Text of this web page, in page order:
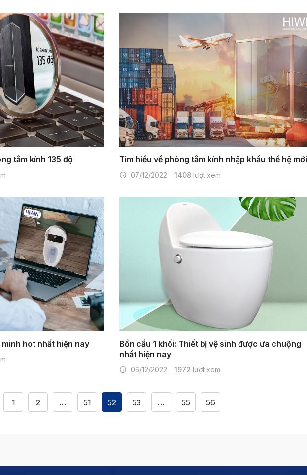
tắm kính 135 độ Tìm hiểu về phòng tắm kính nhập khẩu thế hệ mới
07/12/2022 1408 lượt xem
hot nhất hiện nay
Bồn cầu 1 khối: Thiết bị vệ sinh được ưa chuộng
nhất hiện nay
06/12/2022 1972 lượt xem
1 2 … 51 52 53 … 55 56